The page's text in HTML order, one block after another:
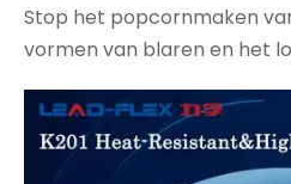
Stop het popcornmaken
vormen van blaren en het